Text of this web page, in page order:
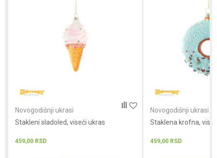
Novogodišnji ukrasi
Stakleni sladoled, viseći ukras
459,00 RSD
Novogodišnji ukrasi
Staklena krofna,
459,00 RSD